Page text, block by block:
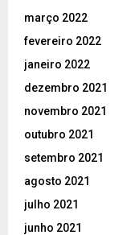
março 2022
fevereiro 2022
janeiro 2022
dezembro 2021
novembro 2021
outubro 2021
setembro 2021
agosto 2021
julho 2021
junho 2021